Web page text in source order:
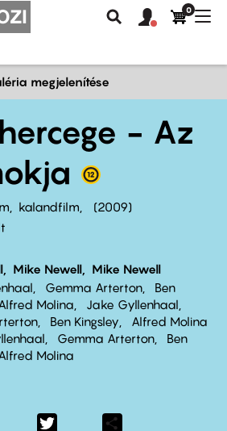
Keresés
Felhasználói
fiók
0
megjelenítése
- Az
kalandfilm
2009
Mike Newell
Mike Newell
Gemma Arterton
Ben
Molina
Jake Gyllenhaal
Ben Kingsley
Alfred Molina
Gemma Arterton
Ben
Molina
Facebook